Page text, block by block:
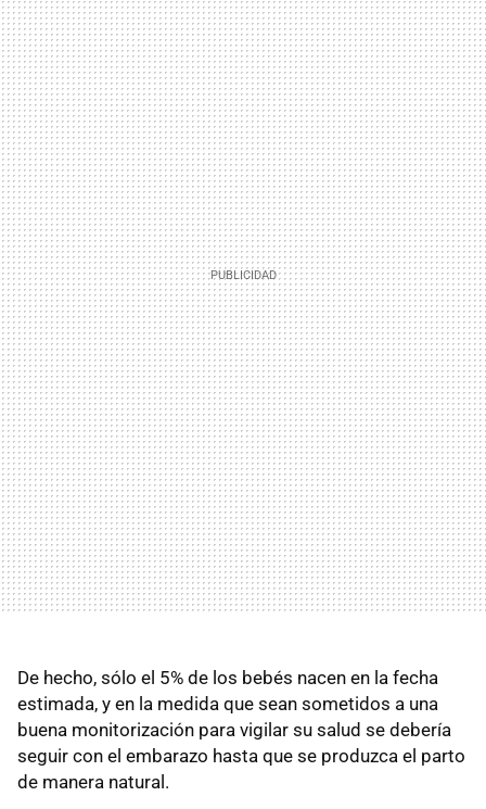
De hecho, sólo el 5% de los bebés nacen en la fecha
estimada, y en la medida que sean sometidos a una
buena monitorización para vigilar su salud se debería
seguir con el embarazo hasta que se produzca el parto
de manera natural.